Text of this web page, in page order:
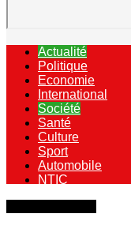
Actualité
Politique
Economie
International
Société
Santé
Culture
Sport
Automobile
NTIC